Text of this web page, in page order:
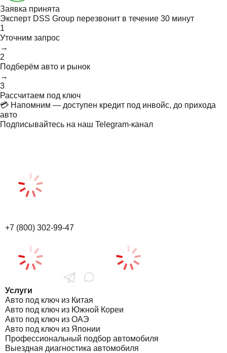
Заявка принята
Эксперт DSS Group перезвонит в течение 30 минут
1
Уточним запрос
→
2
Подберём авто и рынок
→
3
Рассчитаем под ключ
💳 Напомним — доступен кредит под инвойс, до прихода
авто
Подписывайтесь на наш Telegram-канал
+7 (800) 302-99-47
Услуги
Авто под ключ из Китая
Авто под ключ из Южной Кореи
Авто под ключ из ОАЭ
Авто под ключ из Японии
Профессиональный подбор автомобиля
Выездная диагностика автомобиля